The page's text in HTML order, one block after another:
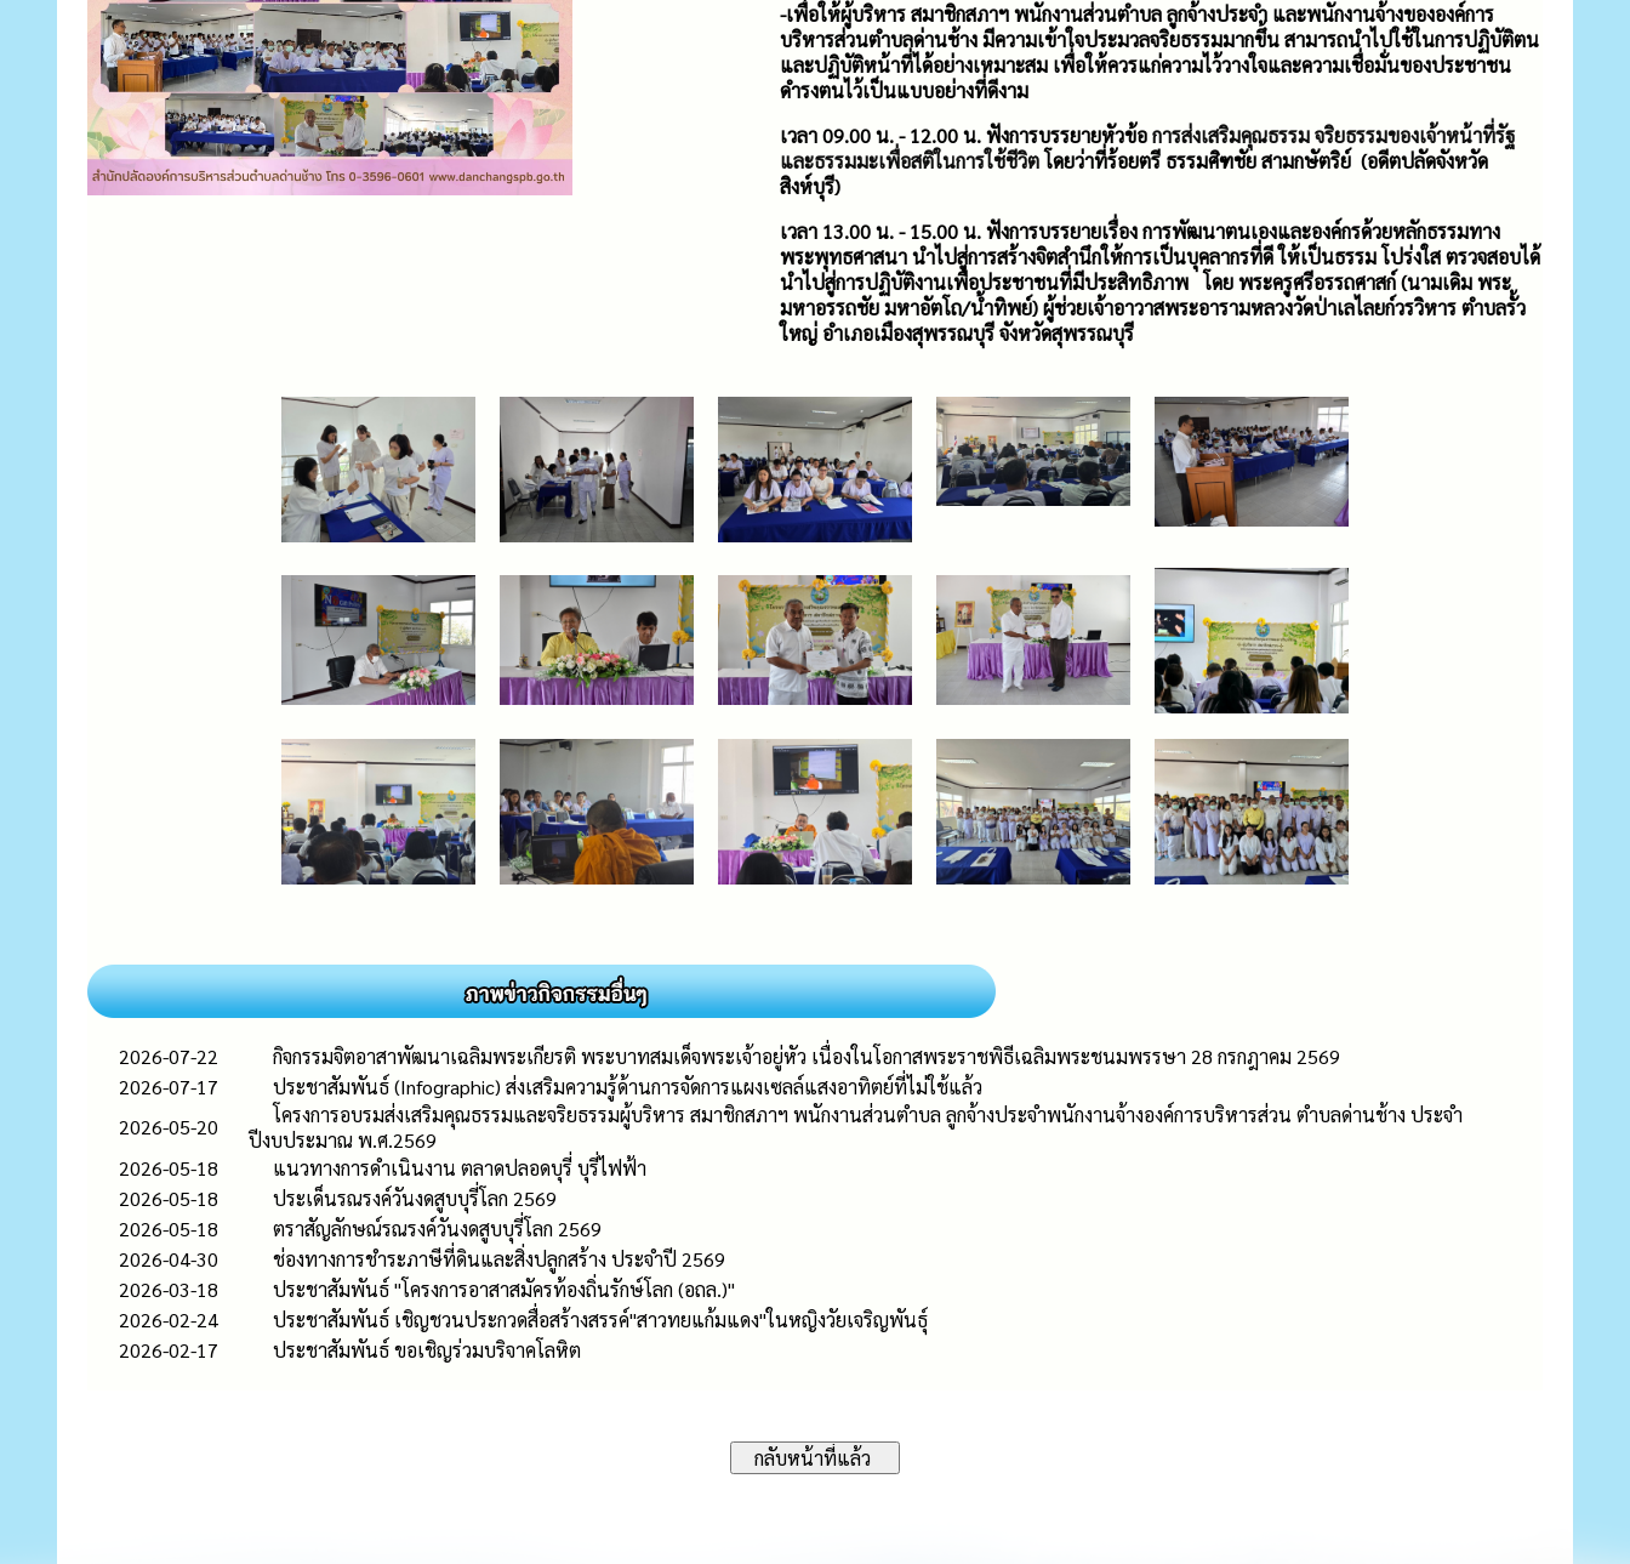
-เพื่อให้ผู้บริหาร สมาชิกสภาฯ พนักงานส่วนตำบล ลูกจ้างประจำ และพนักงานจ้างขององค์การ
บริหารส่วนตำบลด่านช้าง มีความเข้าใจประมวลจริยธรรมมากขึ้น สามารถนำไปใช้ในการปฏิบัติตน
และปฏิบัติหน้าที่ได้อย่างเหมาะสม เพื่อให้ควรแก่ความไว้วางใจและความเชื่อมั่นของประชาชน
ดำรงตนไว้เป็นแบบอย่างที่ดีงาม
เวลา 09.00 น. - 12.00 น. ฟังการบรรยายหัวข้อการส่งเสริมคุณธรรม จริยธรรมของเจ้าหน้าที่รัฐ
และธรรมมะเพื่อสติในการใช้ชีวิต โดยว่าที่ร้อยตรี ธรรมศิฑชัย สามกษัตริย์ (อดีตปลัดจังหวัด
สิงห์บุรี)
เวลา 13.00 น. - 15.00 น. ฟังการบรรยายเรื่อง การพัฒนาตนเองและองค์กรด้วยหลักธรรมทาง
พระพุทธศาสนา นำไปสู่การสร้างจิตสำนึกให้การเป็นบุคลากรที่ดี ให้เป็นธรรม โปร่งใส ตรวจสอบได้
นำไปสู่การปฏิบัติงานเพื่อประชาชนที่มีประสิทธิภาพ โดย พระครูศรีอรรถศาสก์ (นามเดิม พระ
มหาอรรถชัย มหาอัตโถ/น้ำทิพย์) ผู้ช่วยเจ้าอาวาสพระอารามหลวงวัดป่าเลไลยก์วรวิหาร ตำบลรั้ว
ใหญ่ อำเภอเมืองสุพรรณบุรี จังหวัดสุพรรณบุรี
2026-07-22
กิจกรรมจิตอาสาพัฒนาเฉลิมพระเกียรติ พระบาทสมเด็จพระเจ้าอยู่หัว เนื่องในโอกาสพระราชพิธีเฉลิมพระชนมพรรษา 28 กรกฎาคม 2569
2026-07-17
ประชาสัมพันธ์ (Infographic) ส่งเสริมความรู้ด้านการจัดการแผงเซลล์แสงอาทิตย์ที่ไม่ใช้แล้ว
2026-05-20
โครงการอบรมส่งเสริมคุณธรรมและจริยธรรมผู้บริหาร สมาชิกสภาฯ พนักงานส่วนตําบล ลูกจ้างประจําพนักงานจ้างองค์การบริหารส่วน ตําบลด่านช้าง ประจํา
ปีงบประมาณ พ.ศ.2569
2026-05-18
แนวทางการดำเนินงาน ตลาดปลอดบุรี่ บุรี่ไฟฟ้า
2026-05-18
ประเด็นรณรงค์วันงดสูบบุรี่โลก 2569
2026-05-18
ตราสัญลักษณ์รณรงค์วันงดสูบบุรี่โลก 2569
2026-04-30
ช่องทางการชำระภาษีที่ดินและสิ่งปลูกสร้าง ประจำปี 2569
2026-03-18
ประชาสัมพันธ์ "โครงการอาสาสมัครท้องถิ่นรักษ์โลก (อถล.)"
2026-02-24
ประชาสัมพันธ์ เชิญชวนประกวดสื่อสร้างสรรค์"สาวทยแก้มแดง"ในหญิงวัยเจริญพันธุ์
2026-02-17
ประชาสัมพันธ์ ขอเชิญร่วมบริจาคโลหิต